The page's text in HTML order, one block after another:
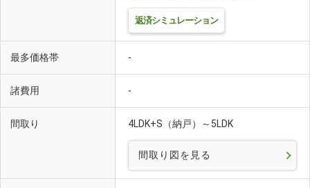
返済シミュレーション
最多価格帯 -
諸費用 -
間取り 4LDK+S（納戸）～5LDK
間取り図を見る